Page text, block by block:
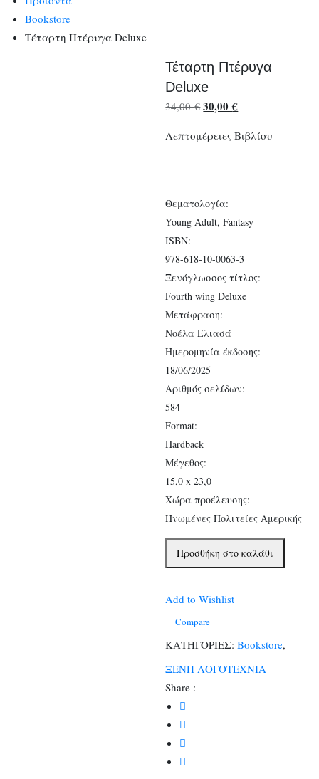
Bookstore
Τέταρτη Πτέρυγα Deluxe
Τέταρτη Πτέρυγα
Deluxe
34,00€Original
was:
30,00€Η
τιμή
Λεπτομέρειες Βιβλίου
Θεματολογία:
Young Adult, Fantasy
ISBN:
978-618-10-0063-3
Ξενόγλωσσος τίτλος:
Fourth wing Deluxe
Μετάφραση:
Νοέλα Ελιασά
Ημερομηνία έκδοσης:
18/06/2025
Αριθμός σελίδων:
584
Format:
Hardback
Μέγεθος:
15,0 x 23,0
Χώρα προέλευσης:
Ηνωμένες Πολιτείες Αμερικής
Τέταρτη
Πτέρυγα
ποσότητα
Προσθήκη στο καλάθι
Add to Wishlist
Compare
ΚΑΤΗΓΟΡΙΕΣ: Bookstore,
ΞΕΝΗ ΛΟΓΟΤΕΧΝΙΑ
Share :